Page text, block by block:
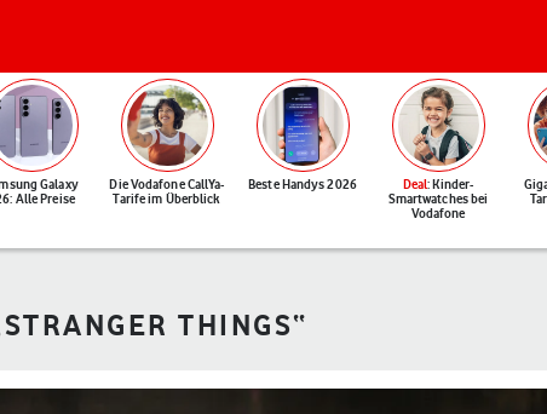
Galaxy
Alle Preise
Die Vodafone CallYa-
Tarife im Überblick
Beste Handys 2026 Deal: Kinder-
Smartwatches bei
Vodafone
THINGS“